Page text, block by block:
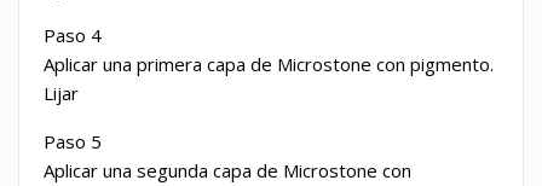
Paso 4
Aplicar una primera capa de Microstone con pigmento.
Lijar
Paso 5
Aplicar una segunda capa de Microstone con